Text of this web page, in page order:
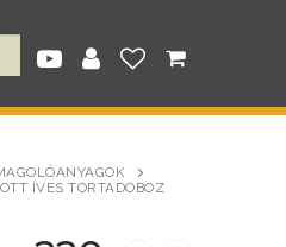
ÍVES TORTADOBOZ